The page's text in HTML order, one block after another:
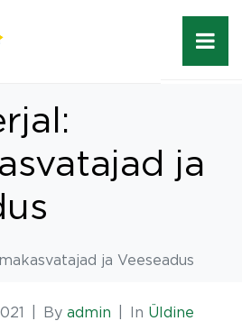
ja
ja Veeseadus
By admin In Üldine